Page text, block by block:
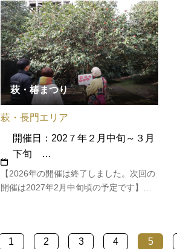
萩・椿まつり
【2026年の開催は終了しました。次回の
開催は2027年2月中旬頃の予定です】萩
旬頃に見頃を迎えます。背の高い椿の木
萩・長門エリア
開催日：202７年２月中旬～３月
下旬 …
1 2 3 4 5